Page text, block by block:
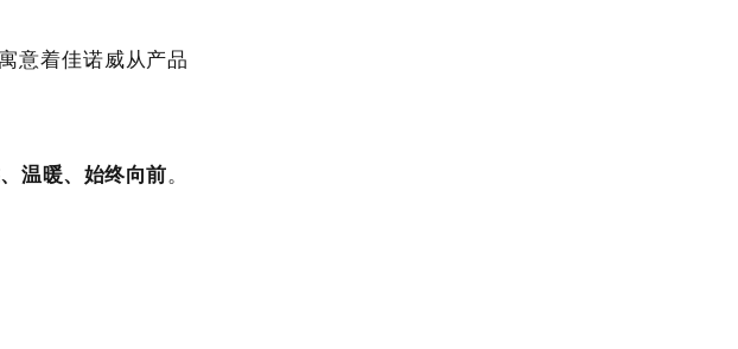
意着佳诺威从产品
温暖、始终向前。